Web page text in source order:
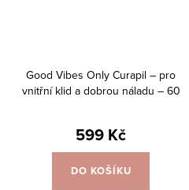
Good Vibes Only Curapil – pro
vnitřní klid a dobrou náladu – 60
599 Kč
DO KOŠÍKU